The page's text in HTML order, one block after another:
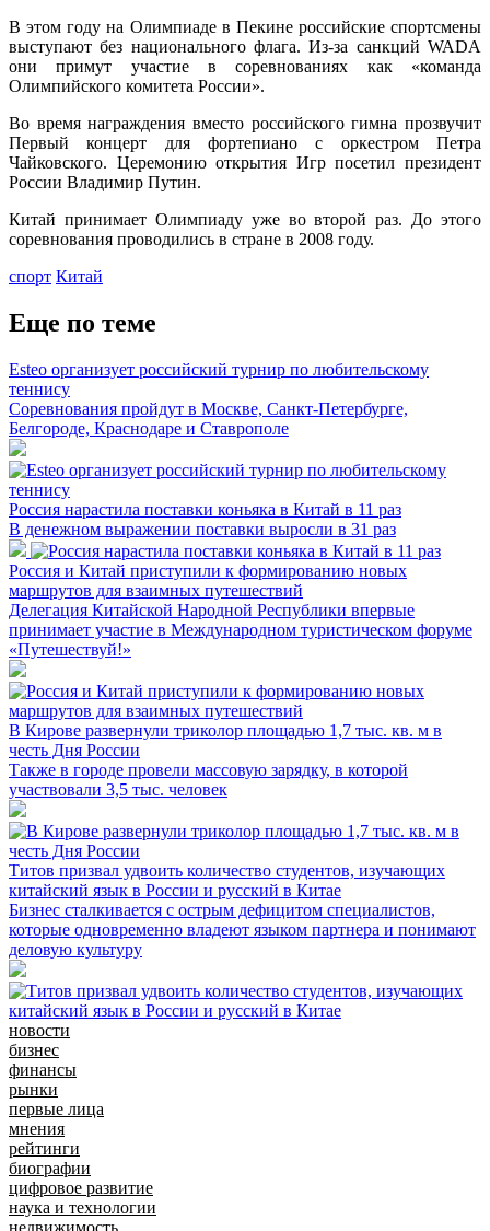
В этом году на Олимпиаде в Пекине российские спортсмены
выступают без национального флага. Из-за санкций WADA
они примут участие в соревнованиях как «команда
Олимпийского комитета России».
Во время награждения вместо российского гимна прозвучит
Первый концерт для фортепиано с оркестром Петра
Чайковского. Церемонию открытия Игр посетил президент
России Владимир Путин.
Китай принимает Олимпиаду уже во второй раз. До этого
соревнования проводились в стране в 2008 году.
спорт Китай
Еще по теме
Esteo организует российский турнир по любительскому
теннису
Соревнования пройдут в Москве, Санкт-Петербурге,
Белгороде, Краснодаре и Ставрополе
Россия нарастила поставки коньяка в Китай в 11 раз
В денежном выражении поставки выросли в 31 раз
Россия и Китай приступили к формированию новых
маршрутов для взаимных путешествий
Делегация Китайской Народной Республики впервые
принимает участие в Международном туристическом форуме
«Путешествуй!»
В Кирове развернули триколор площадью 1,7 тыс. кв. м в
честь Дня России
Также в городе провели массовую зарядку, в которой
участвовали 3,5 тыс. человек
Титов призвал удвоить количество студентов, изучающих
китайский язык в России и русский в Китае
Бизнес сталкивается с острым дефицитом специалистов,
которые одновременно владеют языком партнера и понимают
деловую культуру
новости
бизнес
финансы
рынки
первые лица
мнения
рейтинги
биографии
цифровое развитие
наука и технологии
недвижимость